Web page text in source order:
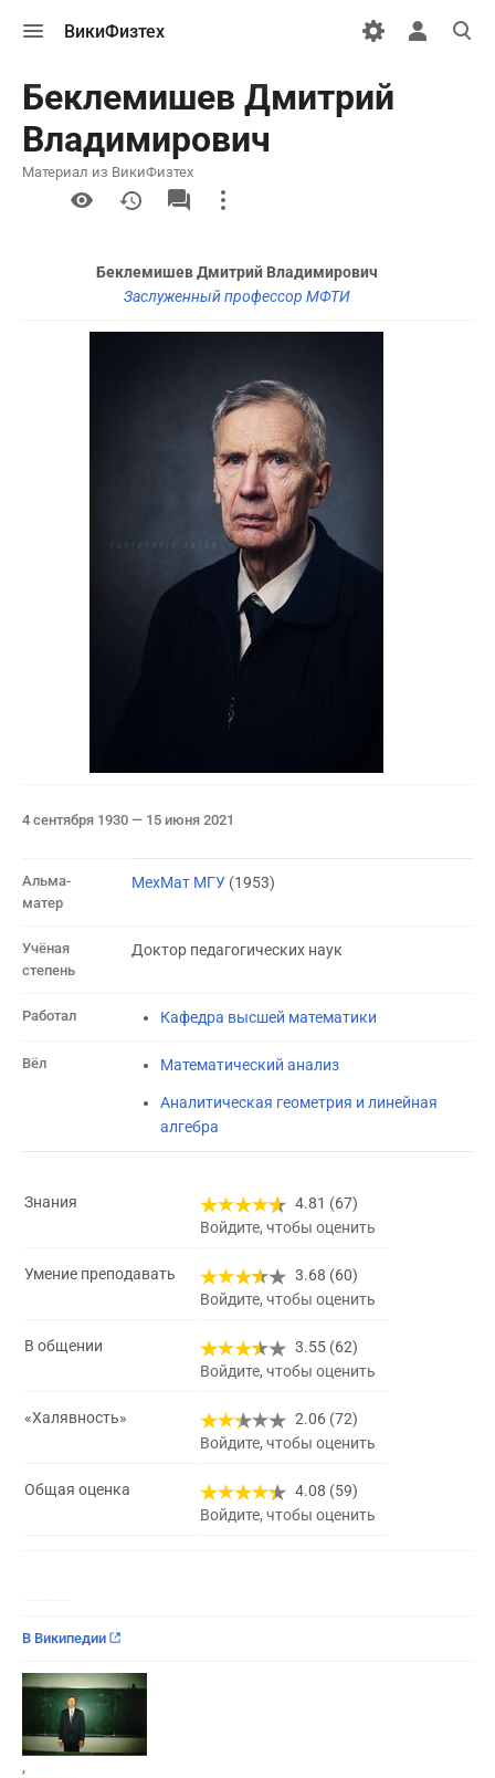
меню
ВикиФизтех
Открыть
поиск
Беклемишев Дмитрий
Владимирович
Материал из ВикиФизтех
More
actions
Беклемишев Дмитрий Владимирович
Заслуженный профессор МФТИ
4 сентября 1930 — 15 июня 2021
Альма-
матер
МехМат МГУ (1953)
Учёная
степень
Доктор педагогических наук
Работал Кафедра высшей математики
Вёл Математический анализ
Аналитическая геометрия и линейная
алгебра
Знания
4.81 (67)
Войдите, чтобы оценить
Умение преподавать
3.68 (60)
Войдите, чтобы оценить
В общении
3.55 (62)
Войдите, чтобы оценить
«Халявность»
2.06 (72)
Войдите, чтобы оценить
Общая оценка
4.08 (59)
Войдите, чтобы оценить
В Википедии